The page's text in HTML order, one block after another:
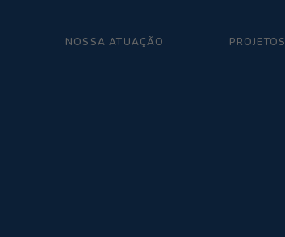
NOSSA ATUAÇÃO PROJETOS